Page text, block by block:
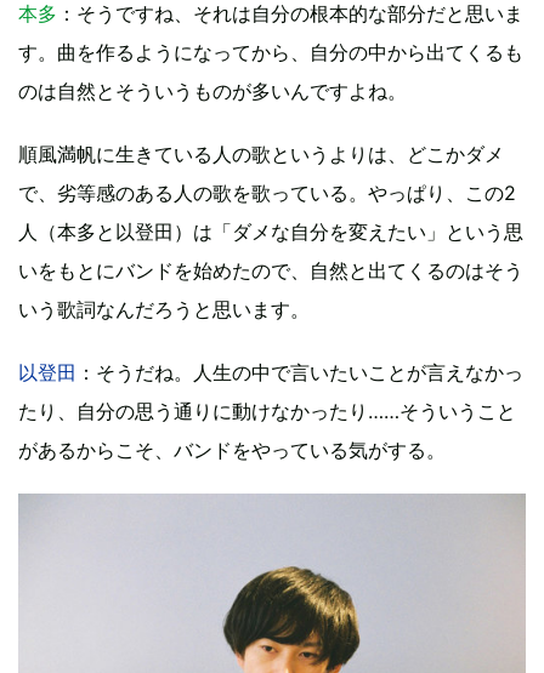
本多 ：そうですね、それは自分の根本的な部分だと思いま
す。曲を作るようになってから、自分の中から出てくるも
のは自然とそういうものが多いんですよね。
順風満帆に生きている人の歌というよりは、どこかダメ
で、劣等感のある人の歌を歌っている。やっぱり、この2
人（本多と以登田）は「ダメな自分を変えたい」という思
いをもとにバンドを始めたので、自然と出てくるのはそう
いう歌詞なんだろうと思います。
以登田 ：そうだね。人生の中で言いたいことが言えなかっ
たり、自分の思う通りに動けなかったり……そういうこと
があるからこそ、バンドをやっている気がする。